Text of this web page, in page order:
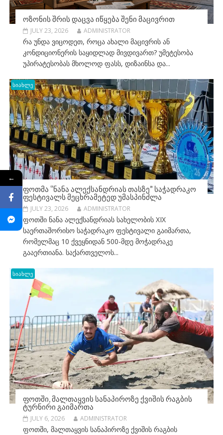
ᲝᲖᲝᲜᲘᲡ ᲨᲠᲘᲡ ᲓᲐᲪᲕᲐ ᲘᲬᲧᲔᲑᲐ ᲨᲔᲜᲘ ᲛᲐᲪᲘᲕᲠᲘᲗ
JULY 23, 2026 ADMINISTRATOR
რა უნდა ვიცოდეთ, როცა ახალი მაცივრის ან
კონდიციონერის საყიდლად მივდივართ? უმეტესობა
უპირატესობას მხოლოდ ფასს, დიზაინსა და...
სიახლე
ᲤᲝᲗᲛᲐ “ᲜᲐᲜᲐ ᲐᲚᲔᲥᲡᲐᲜᲓᲠᲘᲐᲡ ᲗᲐᲡᲖᲔ” ᲡᲐᲭᲐᲓᲠᲐᲙᲝ
ᲤᲔᲡᲢᲘᲕᲐᲚᲡ ᲛᲔᲪᲮᲠᲐᲛᲔᲢᲔᲓ ᲣᲛᲐᲡᲞᲘᲜᲫᲚᲐ
JULY 23, 2026 ADMINISTRATOR
ფოთში ნანა ალექსანდრიას სახელობის XIX
საერთაშორისო საჭადრაკო ფესტივალი გაიმართა,
რომელმაც 10 ქვეყნიდან 500-მდე მოჭადრაკე
გააერთიანა. საქართველოს...
სიახლე
ᲤᲝᲗᲨᲘ, ᲛᲐᲚᲗᲐᲧᲕᲘᲡ ᲡᲐᲜᲐᲞᲘᲠᲝᲖᲔ ᲥᲕᲘᲨᲘᲡ ᲠᲐᲒᲑᲘᲡ
ᲢᲣᲠᲜᲘᲠᲘ ᲒᲐᲘᲛᲐᲠᲗᲐ
JULY 6, 2026 ADMINISTRATOR
ფოთში, მალთაყვის სანაპიროზე ქვიშის რაგბის
←